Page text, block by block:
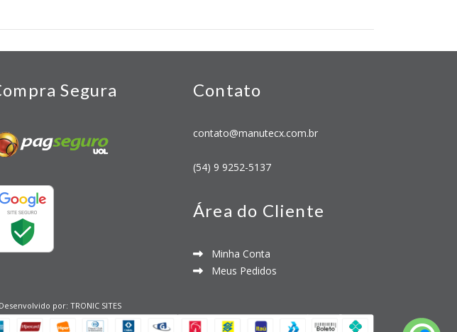
Segura Contato
contato@manutecx.com.br
(54) 9 9252-5137
Área do Cliente
Minha Conta
Meus Pedidos
por: TRONIC SITES